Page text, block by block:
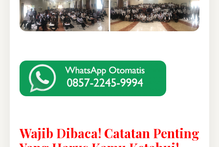
Wajib Dibaca! Catatan Penting